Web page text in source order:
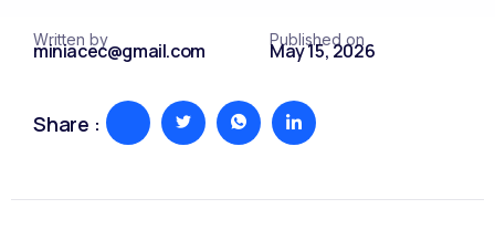
Written by
miniacec@gmail.com Published on
May 15, 2026
Share :